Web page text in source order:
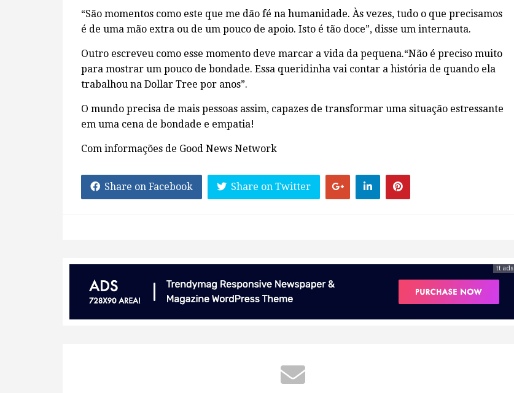
“São momentos como este que me dão fé na humanidade. Às vezes, tudo o que precisamos
é de uma mão extra ou de um pouco de apoio. Isto é tão doce”, disse um internauta.
Outro escreveu como esse momento deve marcar a vida da pequena.“Não é preciso muito
para mostrar um pouco de bondade. Essa queridinha vai contar a história de quando ela
trabalhou na Dollar Tree por anos”.
O mundo precisa de mais pessoas assim, capazes de transformar uma situação estressante
em uma cena de bondade e empatia!
Com informações de Good News Network
Share on Facebook Share on Twitter
tt ads